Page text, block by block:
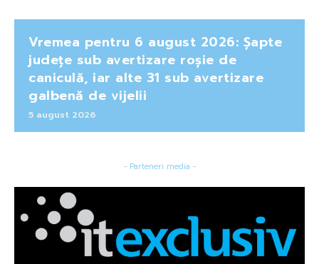
Vremea pentru 6 august 2026: Șapte
județe sub avertizare roșie de
caniculă, iar alte 31 sub avertizare
galbenă de vijelii
5 august 2026
- Parteneri media -